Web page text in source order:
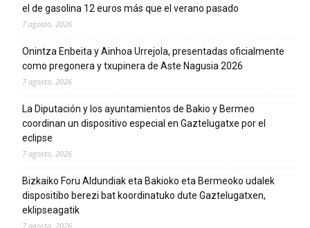
el de gasolina 12 euros más que el verano pasado
7 agosto, 2026
Onintza Enbeita y Ainhoa Urrejola, presentadas oficialmente
como pregonera y txupinera de Aste Nagusia 2026
7 agosto, 2026
La Diputación y los ayuntamientos de Bakio y Bermeo
coordinan un dispositivo especial en Gaztelugatxe por el
eclipse
7 agosto, 2026
Bizkaiko Foru Aldundiak eta Bakioko eta Bermeoko udalek
dispositibo berezi bat koordinatuko dute Gaztelugatxen,
eklipseagatik
7 agosto, 2026